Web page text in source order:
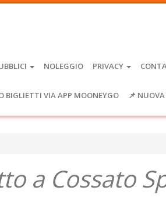
NOLEGGIO PRIVACY
BIGLIETTI VIA APP MOONEYGO 📌
a Cossato